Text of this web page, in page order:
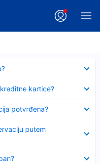
kartice?
potvrđena?
putem